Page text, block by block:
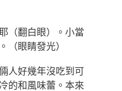
（翻白眼）。小當
（眼睛發光）
人好幾年沒吃到可
的和風味蕾。本來